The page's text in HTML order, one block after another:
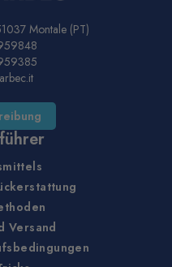
Montale (PT)
Versand